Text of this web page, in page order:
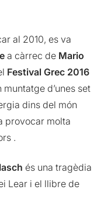
al 2010, es va
a càrrec de Mario
Festival Grec 2016
muntatge d’unes set
dins del món
provocar molta
.
és una tragèdia
Lear i el llibre de